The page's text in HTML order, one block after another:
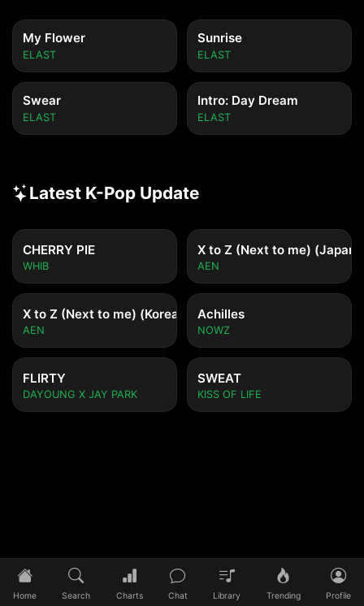
My Flower
ELAST
Sunrise
ELAST
Swear
ELAST
Intro: Day Dream
ELAST
Latest K-Pop Update
CHERRY PIE
WHIB
X to Z (Next to me)
AEN
X to Z (Next to me) (Korean ver.)
AEN
Achilles
NOWZ
FLIRTY
DAYOUNG X JAY PARK
SWEAT
KISS OF LIFE
Home Search Charts Chat Library Trending Profile
0:00/0:00